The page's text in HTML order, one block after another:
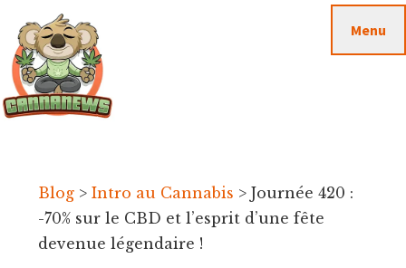
contenu
principal
barre
latérale
principale
footer
Menu
Blog >Intro au Cannabis >Journée 420 :
-70% sur le CBD et l’esprit d’une fête
devenue légendaire !